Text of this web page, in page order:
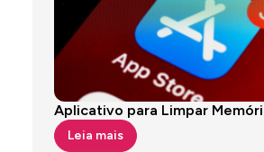
Aplicativo para Limpar
Leia mais